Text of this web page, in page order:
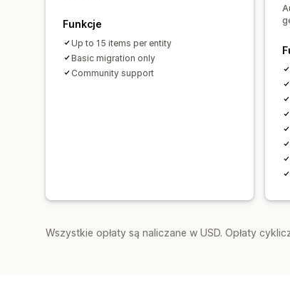
Funkcje
Up to 15 items per entity
Basic migration only
Community support
Wszystkie opłaty są naliczane w USD. Opłaty